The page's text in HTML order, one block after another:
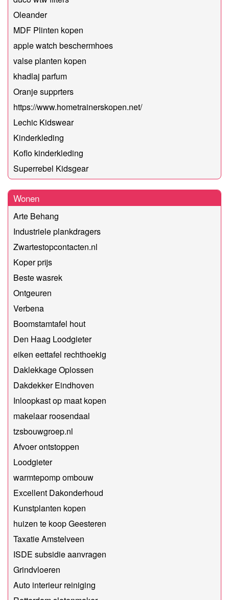
Oleander
MDF Plinten kopen
apple watch beschermhoes
valse planten kopen
khadlaj parfum
Oranje supprters
https://www.hometrainerskopen.net/
Lechic Kidswear
Kinderkleding
Koflo kinderkleding
Superrebel Kidsgear
Wonen
Arte Behang
Industriele plankdragers
Zwartestopcontacten.nl
Koper prijs
Beste wasrek
Ontgeuren
Verbena
Boomstamtafel hout
Den Haag Loodgieter
eiken eettafel rechthoekig
Daklekkage Oplossen
Dakdekker Eindhoven
Inloopkast op maat kopen
makelaar roosendaal
tzsbouwgroep.nl
Afvoer ontstoppen
Loodgieter
warmtepomp ombouw
Excellent Dakonderhoud
Kunstplanten kopen
huizen te koop Geesteren
Taxatie Amstelveen
ISDE subsidie aanvragen
Grindvloeren
Auto interieur reiniging